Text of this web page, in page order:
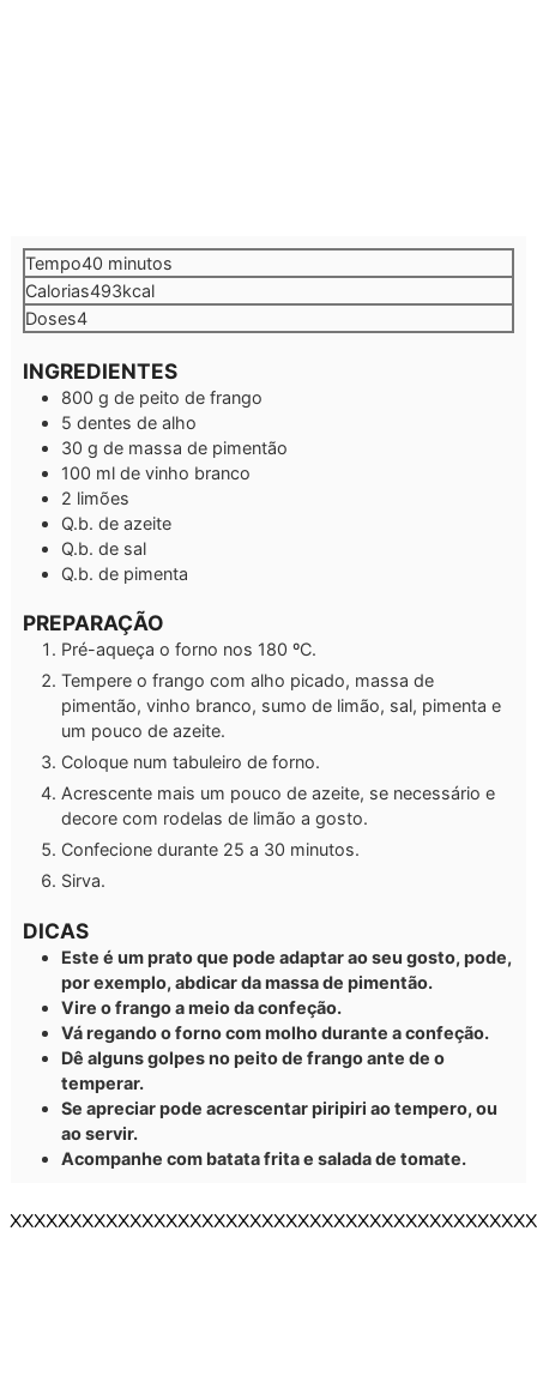
Tempo40 minutos
minutos
Calorias493kcal
Doses4
INGREDIENTES
800 g de peito de frango
5 dentes de alho
30 g de massa de pimentão
100 ml de vinho branco
2 limões
Q.b. de azeite
Q.b. de sal
Q.b. de pimenta
PREPARAÇÃO
Pré-aqueça o forno nos 180 ºC.
Tempere o frango com alho picado, massa de
pimentão, vinho branco, sumo de limão, sal, pimenta e
um pouco de azeite.
Coloque num tabuleiro de forno.
Acrescente mais um pouco de azeite, se necessário e
decore com rodelas de limão a gosto.
Confecione durante 25 a 30 minutos.
Sirva.
DICAS
Este é um prato que pode adaptar ao seu gosto, pode,
por exemplo, abdicar da massa de pimentão.
Vire o frango a meio da confeção.
Vá regando o forno com molho durante a confeção.
Dê alguns golpes no peito de frango ante de o
temperar.
Se apreciar pode acrescentar piripiri ao tempero, ou
ao servir.
Acompanhe com batata frita e salada de tomate.